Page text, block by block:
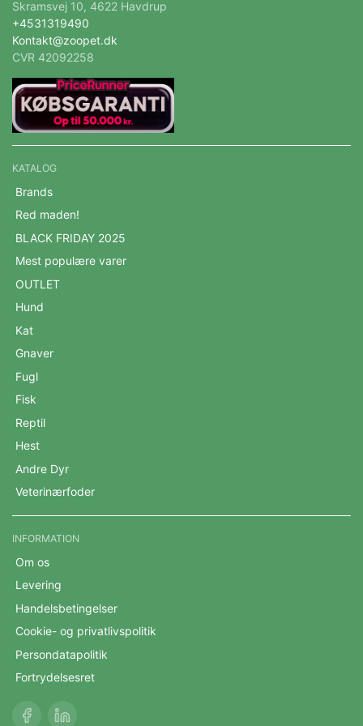
Skramsvej 10, 4622 Havdrup
+4531319490
Kontakt@zoopet.dk
CVR 42092258
KATALOG
Brands
Red maden!
BLACK FRIDAY 2025
Mest populære varer
OUTLET
Hund
Kat
Gnaver
Fugl
Fisk
Reptil
Hest
Andre Dyr
Veterinærfoder
INFORMATION
Om os
Levering
Handelsbetingelser
Cookie- og privatlivspolitik
Persondatapolitik
Fortrydelsesret